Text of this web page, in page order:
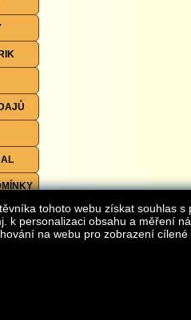
tohoto webu získat souhlas
k personalizaci obsahu a měření
na webu pro zobrazení